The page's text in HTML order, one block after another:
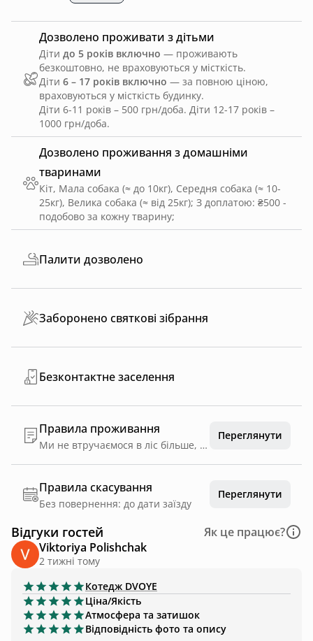
Дозволено проживання з домашніми
тваринами
Кіт, Мала собака (≈ до 10кг), Середня собака (≈ 10-
25кг), Велика собака (≈ від 25кг); З доплатою: ₴500 -
подобово за кожну тварину;
Дозволено проживати з дітьми
Діти до 5 років включно — проживають
безкоштовно, не враховуються у місткість.
Діти 6 – 17 років включно — за повною ціною,
враховуються у місткість будинку.
Діти 6-11 років – 500 грн/доба. Діти 12-17 років –
1000 грн/доба.
Палити дозволено
Заборонено святкові зібрання
Безконтактне заселення
Правила проживання
Ми не втручаємося в ліс більше, ніж потрібно й дуже його бережемо. Як і наших гостей. Тому маємо два правила: 1| Чистота й безпека: – не смітити; – не шкодити рослинам; – не залишати їжу на відкритих просторах; – не палити у будиночках та не розпалювати вогнище за межами спеціальних чаш; – обережно поводитися з лісовими мешканцями (вони мають право на страх і захист свого дому). У випадку укусу чи іншої травми – негайно звернутися за допомогою; – дотримуватися швидкості до 20 км/год на території. 2| Тиша: – не галасувати; – заглушати мотор; – використовувати навушники для прослуховування музики.
Переглянути
Правила скасування
Без повернення: до дати заїзду
Переглянути
Відгуки гостей
Як це працює?
Viktoriya Polishchak
2 тижні тому
Котедж DVOYE
Ціна/Якість
Атмосфера та затишок
Відповідність фото та опису